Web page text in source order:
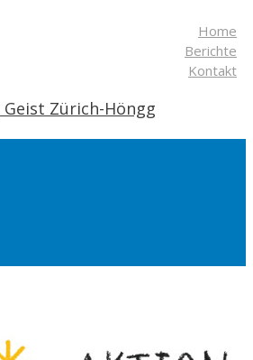
Home
Berichte
Kontakt